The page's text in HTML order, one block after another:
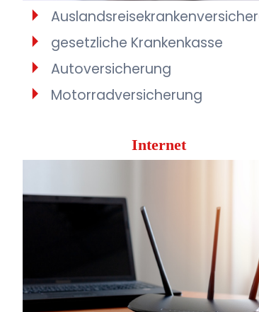
gesetzliche Krankenkasse
Autoversicherung
Motorradversicherung
Internet